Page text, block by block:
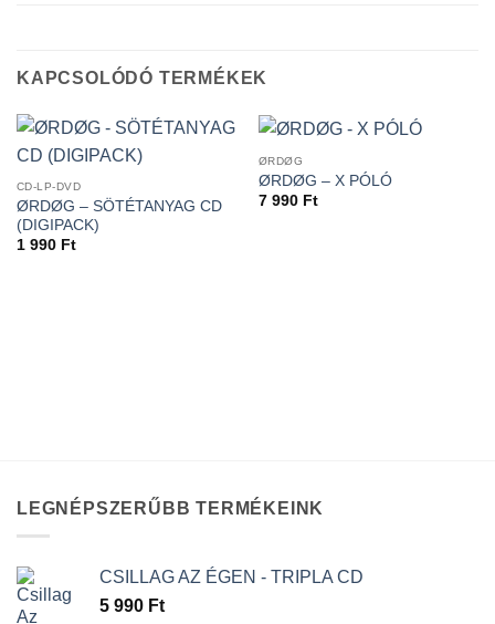
KAPCSOLÓDÓ TERMÉKEK
CD-LP-DVD
ØRDØG – SÖTÉTANYAG CD
(DIGIPACK)
1 990 Ft
ØRDØG
ØRDØG – X PÓLÓ
7 990 Ft
LEGNÉPSZERŰBB TERMÉKEINK
CSILLAG AZ ÉGEN - TRIPLA CD
5 990 Ft